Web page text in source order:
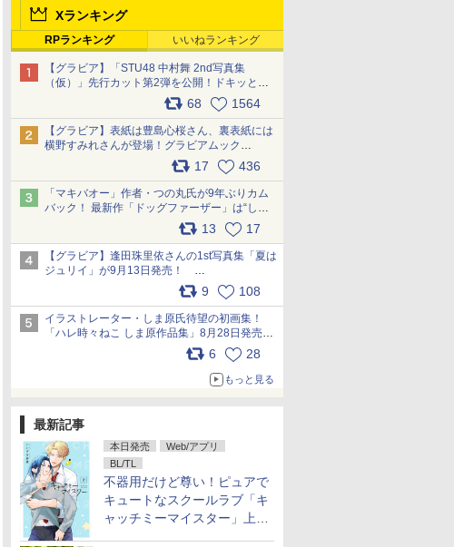
Xランキング
RPランキング いいねランキング
【グラビア】「STU48 中村舞 2nd写真集
（仮）」先行カット第2弾を公開！ドキッとす
るランジェリーカットなど新たな挑戦
68 1564
【グラビア】表紙は豊島心桜さん、裏表紙には
横野すみれさんが登場！グラビアムック
「PARADE」2026夏号が本日発売
17 436
「マキバオー」作者・つの丸氏が9年ぶりカム
バック！ 最新作「ドッグファーザー」は“しゃ
べらない動物”とのリアルな暮らしを描く 「も
うこれ以上の幸せはない」……一緒に暮らす愛
犬たちへ… pic.x.com/hEr88DgVyD
13 17
【グラビア】逢田珠里依さんの1st写真集「夏は
ジュリイ」が9月13日発売！
9 108
イラストレーター・しま原氏待望の初画集！
「ハレ時々ねこ しま原作品集」8月28日発売
6 28
もっと見る
最新記事
本日発売
Web/アプリ
BL/TL
不器用だけど尊い！ピュアで
キュートなスクールラブ「キ
ャッチミーマイスター」上・